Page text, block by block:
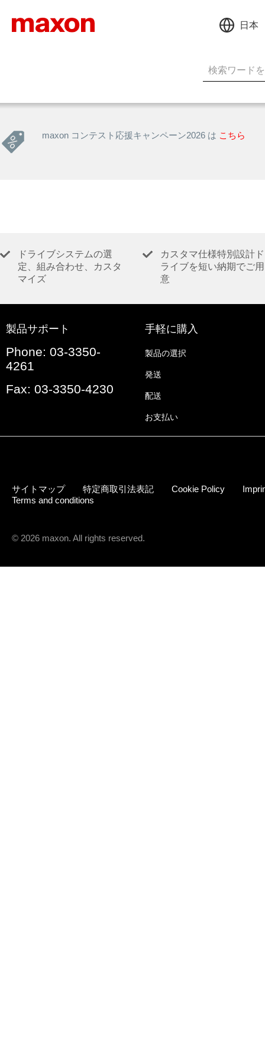
日本
maxon コンテスト応援キャンペーン2026 は こちら
ドライブシステムの選
定、組み合わせ、カスタ
マイズ
カスタマ仕様特別設計ド
ライブを短い納期でご用
意
製品サポート
Phone: 03-3350-
4261
Fax: 03-3350-4230
手軽に購入
製品の選択
発送
配送
お支払い
サイトマップ 特定商取引法表記 Cookie Policy
Terms and conditions
© 2026 maxon. All rights reserved.